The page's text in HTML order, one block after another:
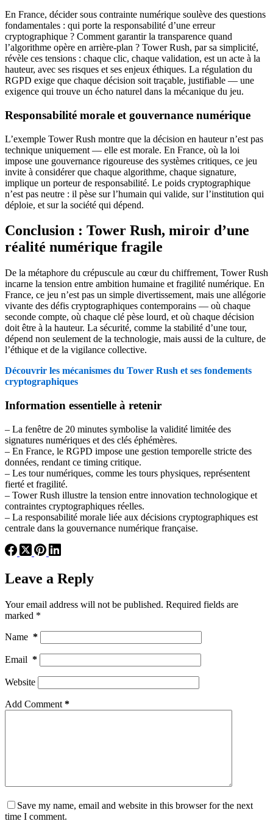
En France, décider sous contrainte numérique soulève des questions
fondamentales : qui porte la responsabilité d’une erreur
cryptographique ? Comment garantir la transparence quand
l’algorithme opère en arrière-plan ? Tower Rush, par sa simplicité,
révèle ces tensions : chaque clic, chaque validation, est un acte à la
hauteur, avec ses risques et ses enjeux éthiques. La régulation du
RGPD exige que chaque décision soit traçable, justifiable — une
exigence qui trouve un écho naturel dans la mécanique du jeu.
Responsabilité morale et gouvernance numérique
L’exemple Tower Rush montre que la décision en hauteur n’est pas
technique uniquement — elle est morale. En France, où la loi
impose une gouvernance rigoureuse des systèmes critiques, ce jeu
invite à considérer que chaque algorithme, chaque signature,
implique un porteur de responsabilité. Le poids cryptographique
n’est pas neutre : il pèse sur l’humain qui valide, sur l’institution qui
déploie, et sur la société qui dépend.
Conclusion : Tower Rush, miroir d’une
réalité numérique fragile
De la métaphore du crépuscule au cœur du chiffrement, Tower Rush
incarne la tension entre ambition humaine et fragilité numérique. En
France, ce jeu n’est pas un simple divertissement, mais une allégorie
vivante des défis cryptographiques contemporains — où chaque
seconde compte, où chaque clé pèse lourd, et où chaque décision
doit être à la hauteur. La sécurité, comme la stabilité d’une tour,
dépend non seulement de la technologie, mais aussi de la culture, de
l’éthique et de la vigilance collective.
Découvrir les mécanismes du Tower Rush et ses fondements
cryptographiques
Information essentielle à retenir
– La fenêtre de 20 minutes symbolise la validité limitée des
signatures numériques et des clés éphémères.
– En France, le RGPD impose une gestion temporelle stricte des
données, rendant ce timing critique.
– Les tour numériques, comme les tours physiques, représentent
fierté et fragilité.
– Tower Rush illustre la tension entre innovation technologique et
contraintes cryptographiques réelles.
– La responsabilité morale liée aux décisions cryptographiques est
centrale dans la gouvernance numérique française.
Leave a Reply
Your email address will not be published. Required fields are
marked *
Name *
Email *
Website
Add Comment *
Save my name, email and website in this browser for the next
time I comment.